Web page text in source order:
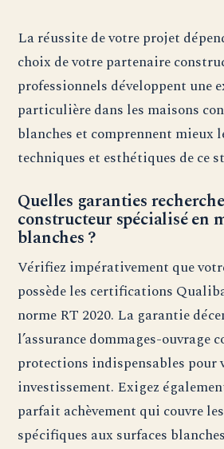
La réussite de votre projet
choix de votre partenaire
professionnels développent une
particulière dans les maisons
blanches et comprennent mieux
techniques et esthétiques de ce
Quelles garanties
constructeur spécialisé en
blanches ?
Vérifiez impérativement que
possède les certifications
norme RT 2020. La garantie
l’assurance dommages-ouvrage
protections indispensables pour
investissement. Exigez
parfait achèvement qui couvre
spécifiques aux surfaces